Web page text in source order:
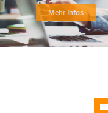
Mehr Infos